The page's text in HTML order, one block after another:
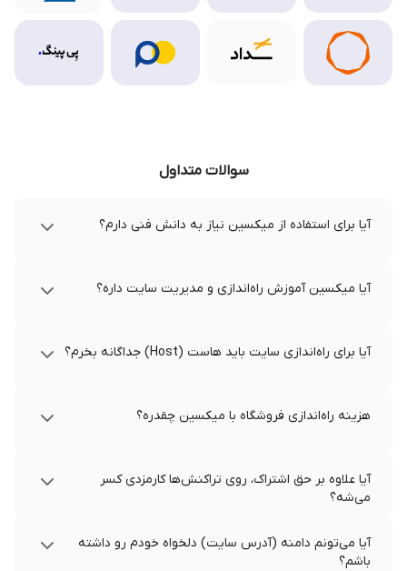
سوالات متداول
آیا برای استفاده از میکسین نیاز به دانش فنی دارم؟
آیا میکسین آموزش راه‌اندازی و مدیریت سایت داره؟
آیا برای راه‌اندازی سایت باید هاست (Host) جداگانه بخرم؟
هزینه راه‌اندازی فروشگاه با میکسین چقدره؟
آیا علاوه بر حق اشتراک، روی تراکنش‌ها کارمزدی کسر
می‌شه؟
آیا می‌تونم دامنه (آدرس سایت) دلخواه خودم رو داشته
باشم؟